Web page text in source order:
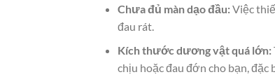
Chưa đủ màn dạo đầu:Việc
đau rát.
Kích thước dương vật quá lớn:
chịu hoặc đau đớn cho bạn,